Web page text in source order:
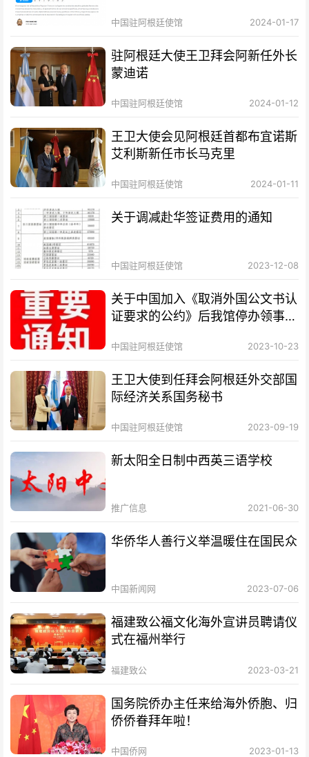
中国驻阿根廷使馆 2024-01-17
驻阿根廷大使王卫拜会阿新任外长
蒙迪诺
中国驻阿根廷使馆 2024-01-12
王卫大使会见阿根廷首都布宜诺斯
艾利斯新任市长马克里
中国驻阿根廷使馆 2024-01-11
关于调减赴华签证费用的通知
中国驻阿根廷使馆 2023-12-08
关于中国加入《取消外国公文书认
证要求的公约》后我馆停办领事认
中国驻阿根廷使馆 2023-10-23
王卫大使到任拜会阿根廷外交部国
际经济关系国务秘书
中国驻阿根廷使馆 2023-09-19
新太阳全日制中西英三语学校
推广信息 2021-06-30
华侨华人善行义举温暖住在国民众
中国新闻网 2023-07-06
福建致公福文化海外宣讲员聘请仪
式在福州举行
福建致公 2023-03-21
国务院侨办主任来给海外侨胞、归
侨侨眷拜年啦！
中国侨网 2023-01-13